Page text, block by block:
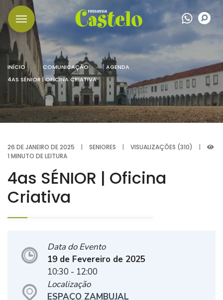
INÍCIO COMUNICAÇÃO
AGENDA
4AS SÉNIOR | OFICINA CRIATIVA
26 DE JANEIRO DE 2025 | SENIORES | VISUALIZAÇÕES (310)
|
1 MINUTO DE LEITURA
4as SÉNIOR | Oficina
Criativa
Data do Evento
19 de Fevereiro de 2025
10:30 - 12:00
Localização
ESPAÇO ZAMBUJAL